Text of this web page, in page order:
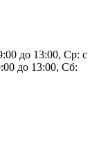
до 13:00, Ср: с
до 13:00, Сб: